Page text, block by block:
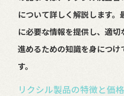
について詳しく解説します。
に必要な情報を提供し、適
進めるための知識を身につ
す。
リクシル製品の特徴と価